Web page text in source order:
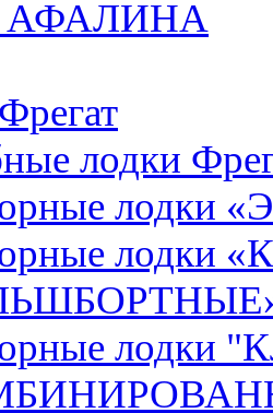
АФАЛИНА
лодки
лодки
лодки
лодки